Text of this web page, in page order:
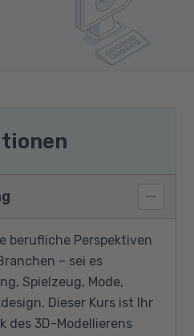
berufliche Perspektiven
– sei es
Spielzeug, Mode,
Dieser Kurs ist Ihr
des 3D-Modellierens